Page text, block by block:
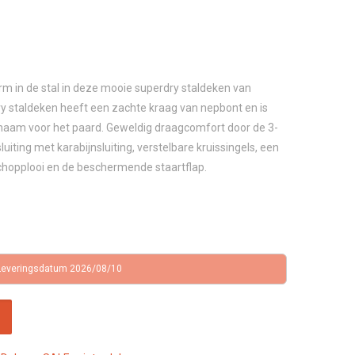
in de stal in deze mooie superdry staldeken van
staldeken heeft een zachte kraag van nepbont en is
voor het paard. Geweldig draagcomfort door de 3-
met karabijnsluiting, verstelbare kruissingels, een
en de beschermende staartflap.
2026/08/10